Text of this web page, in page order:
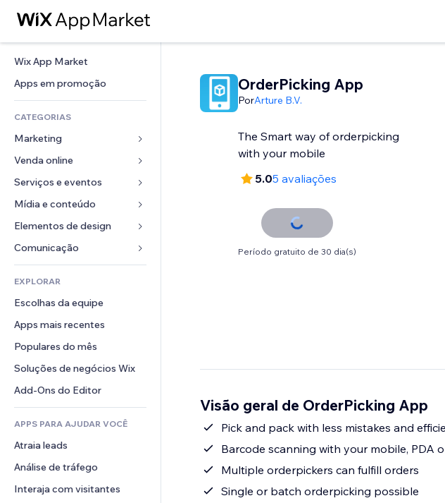
Wix App Market
Apps em promoção
CATEGORIAS
Marketing
Anúncios
Mobile
Análises
Listas do site
Email
Venda online
Apps para lojas
Frete e entrega
Botões de venda
Contabilidade
Cupons e fidelidade
Soluções de armazenamento
Serviços e eventos
Hotéis
Eventos
Restaurantes
Imobiliária
Meus agendamentos
Mídia e conteúdo
Galeria
Músicas
Podcasts
Fotografia
Vídeo
PDF
Compartilhamento de arquivos
Notícias
Elementos de design
Mapas e navegação
Privacidade e segurança
Relógio
Templates de página
Efeitos de imagem
Botões e menus
Banners e selos
Calculadoras
Busca
Previsão do tempo
Tabelas e gráficos
Formulários
Enquetes
Chat
Comentários
Telefone
Comunidade
Avaliações e depoimentos
CRM
EXPLORAR
Escolhas da equipe
Apps mais recentes
Populares do mês
Soluções de negócios Wix
Add-Ons do Editor
APPS PARA AJUDAR VOCÊ
Atraia leads
Análise de tráfego
Interaja com visitantes
OrderPicking App
PorArture B.V.
The Smart way of orderpicking
with your mobile
5.05 avaliações
Período gratuito de 30 dia(s)
Visão geral de OrderPicking App
Pick and pack with less mistakes and
Barcode scanning with your mobile, PDA
Multiple orderpickers can fulfill orders
Single or batch orderpicking possible